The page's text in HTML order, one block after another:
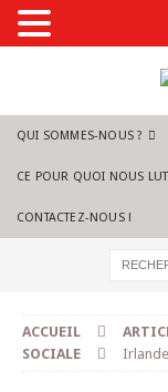
QUI SOMMES-NOUS ?
CE POUR QUOI NOUS
CONTACTEZ-NOUS !
ACCUEIL
SOCIALE